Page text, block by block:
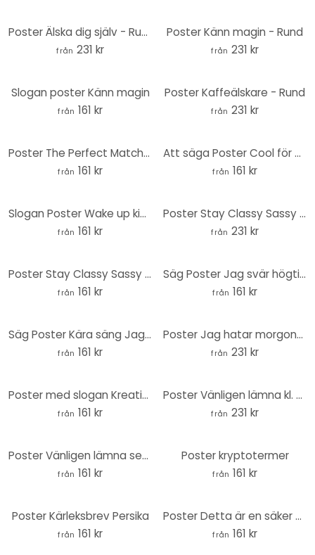
Poster Älska dig själv - Rund
från 231 kr
Poster Känn magin - Rund
från 231 kr
Slogan poster Känn magin
från 161 kr
Poster Kaffeälskare - Rund
från 231 kr
Poster The Perfect Match - Bloom
från 161 kr
Att säga Poster Cool för att vara snäll - Wilson
från 161 kr
Slogan Poster Wake up kick ass - Wilson
från 161 kr
Poster Stay Classy Sassy och lite Bad Assy - Wilson - Rund
från 231 kr
Poster Stay Classy Sassy och lite Bad Assy - Wilson
från 161 kr
Säg Poster Jag svär högtidligt - Wilson
från 161 kr
Säg Poster Kära säng Jag älskar dig - Wilson
från 161 kr
Poster Jag hatar morgonmänniskor - Tvättbjörn - Magnusson - Rund
från 231 kr
Poster med slogan Kreativitet frodas i kaos - Bloom
från 161 kr
Poster Vänligen lämna kl. 9 - Fritsch - Runda
från 231 kr
Poster Vänligen lämna senast kl. 9 - Fritsch
från 161 kr
Poster kryptotermer
från 161 kr
Poster Kärleksbrev Persika
från 161 kr
Poster Detta är en säker plats
från 161 kr